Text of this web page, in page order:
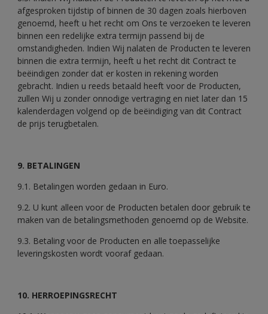
afgesproken tijdstip of binnen de 30 dagen zoals hierboven
genoemd, heeft u het recht om Ons te verzoeken te leveren
binnen een redelijke extra termijn passend bij de
omstandigheden. Indien Wij nalaten de Producten te leveren
binnen die extra termijn, heeft u het recht dit Contract te
beëindigen zonder dat er kosten in rekening worden
gebracht. Indien u reeds betaald heeft voor de Producten,
zullen Wij u zonder onnodige vertraging en niet later dan 15
kalenderdagen volgend op de beëindiging van dit Contract
de prijs terugbetalen.
9. BETALINGEN
9.1. Betalingen worden gedaan in Euro.
9.2. U kunt alleen voor de Producten betalen door gebruik te
maken van de betalingsmethoden genoemd op de Website.
9.3. Betaling voor de Producten en alle toepasselijke
leveringskosten wordt vooraf gedaan.
10. HERROEPINGSRECHT